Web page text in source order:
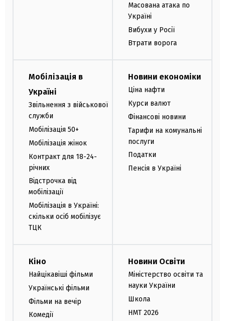
Масована атака по
Україні
Вибухи у Росії
Втрати ворога
Мобілізація в
Україні
Звільнення з військової
служби
Мобілізація 50+
Мобілізація жінок
Контракт для 18-24-
річних
Відстрочка від
мобілізації
Мобілізація в Україні:
скільки осіб мобілізує
ТЦК
Новини економіки
Ціна нафти
Курси валют
Фінансові новини
Тарифи на комунальні
послуги
Податки
Пенсія в Україні
Кіно
Найцікавіші фільми
Українські фільми
Фільми на вечір
Комедії
Новини Освіти
Міністерство освіти та
науки України
Школа
НМТ 2026